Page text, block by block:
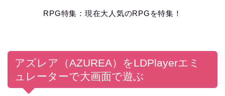
RPG特集：現在大人気のRPGを特集！
アズレア（AZUREA）をLDPlayerエミ
ュレーターで大画面で遊ぶ